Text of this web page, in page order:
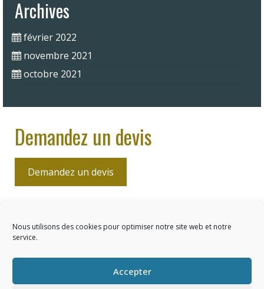
Nous utilisons des cookies pour optimiser notre site web et notre
service.
Accepter
Archives
février 2022
novembre 2021
octobre 2021
Demandez un devis
Demandez un devis
Atelier M Artisan Tapissier
Décorateur